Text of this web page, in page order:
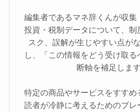
編集者であるマネ辞くんが収集
投資・税制データについて、制
スク、誤解が生じやすい点が
し、「この情報をどう受け取
断軸を補足します
特定の商品やサービスをすすめ
読者が冷静に考えるためのブレ